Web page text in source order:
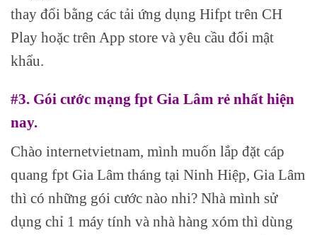
thay đổi bằng các tải ứng dụng Hifpt trên CH
Play hoặc trên App store và yêu cầu đổi mật
khẩu.
#3. Gói cước mạng fpt Gia Lâm rẻ nhất hiện
nay.
Chào internetvietnam, mình muốn lắp đặt cáp
quang fpt Gia Lâm tháng tại Ninh Hiệp, Gia Lâm
thì có những gói cước nào nhi? Nhà mình sử
dụng chỉ 1 máy tính và nhà hàng xóm thì dùng